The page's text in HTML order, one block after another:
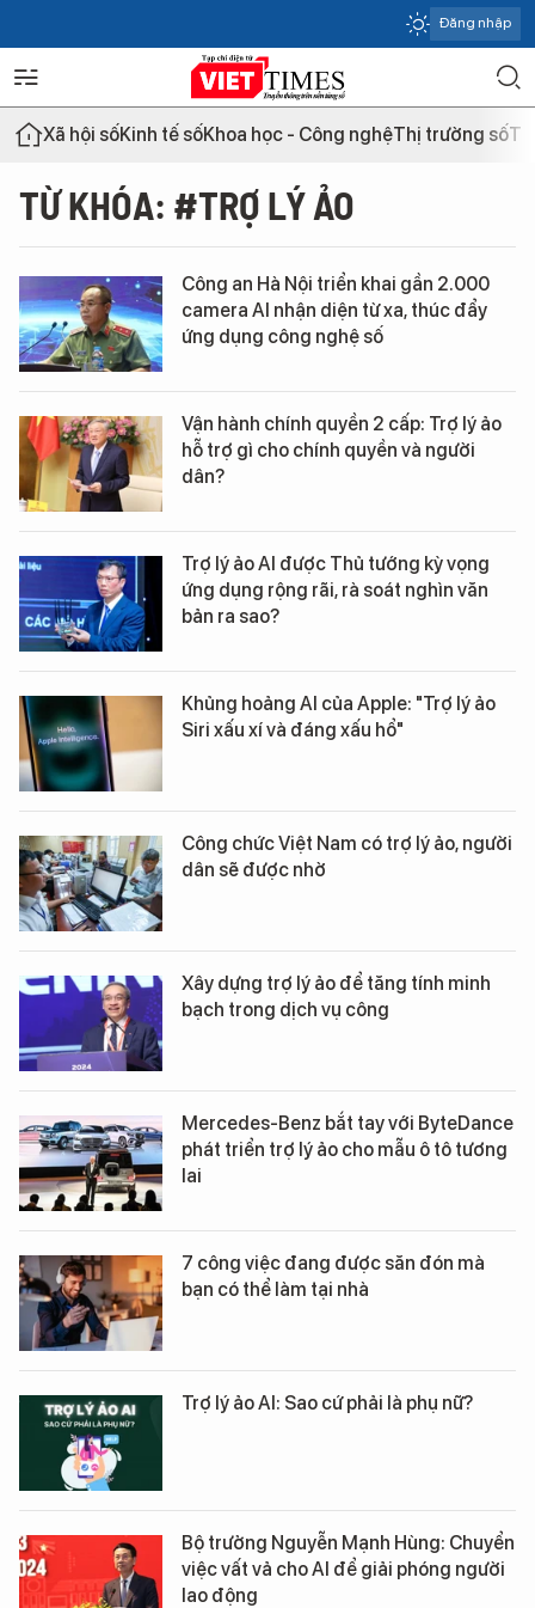
Đăng nhập
Xã hội sốKinh tế sốKhoa học - Công nghệThị trường số
TỪ KHÓA: #TRỢ LÝ ẢO
Công an Hà Nội triển khai gần 2.000
camera AI nhận diện từ xa, thúc đẩy
ứng dụng công nghệ số
Vận hành chính quyền 2 cấp: Trợ lý ảo
hỗ trợ gì cho chính quyền và người
dân?
Trợ lý ảo AI được Thủ tướng kỳ vọng
ứng dụng rộng rãi, rà soát nghìn văn
bản ra sao?
Khủng hoảng AI của Apple: "Trợ lý ảo
Siri xấu xí và đáng xấu hổ"
Công chức Việt Nam có trợ lý ảo, người
dân sẽ được nhờ
Xây dựng trợ lý ảo để tăng tính minh
bạch trong dịch vụ công
Mercedes-Benz bắt tay với ByteDance
phát triển trợ lý ảo cho mẫu ô tô tương
lai
7 công việc đang được săn đón mà
bạn có thể làm tại nhà
Trợ lý ảo AI: Sao cứ phải là phụ nữ?
Bộ trưởng Nguyễn Mạnh Hùng: Chuyển
việc vất vả cho AI để giải phóng người
lao động